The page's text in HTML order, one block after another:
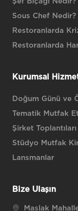
Sous Chef Nedir?
Restoranlarda
Restoranlarda
Kurumsal
Doğum Günü ve
Tematik Mutfak
Şirket
Stüdyo Mutfak
Lansmanlar
Bize Ulaşın
Maslak